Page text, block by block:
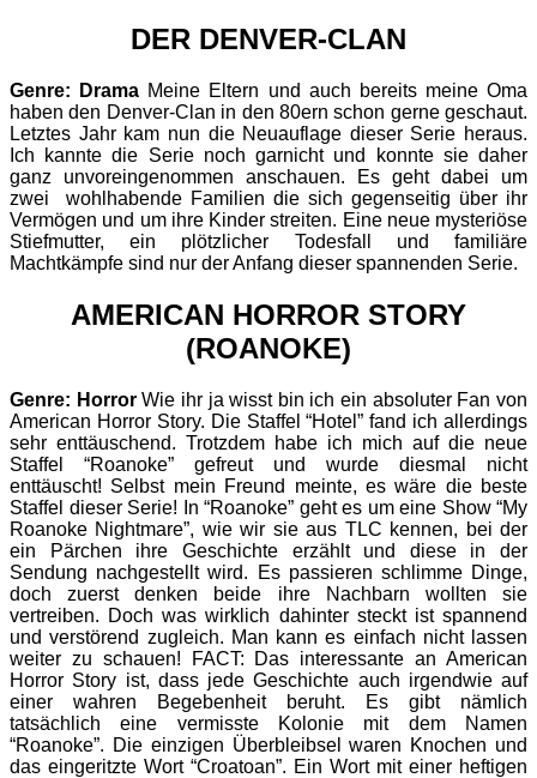
DER DENVER-CLAN
Genre: Drama Meine Eltern und auch bereits meine Oma
haben den Denver-Clan in den 80ern schon gerne geschaut.
Letztes Jahr kam nun die Neuauflage dieser Serie heraus.
Ich kannte die Serie noch garnicht und konnte sie daher
ganz unvoreingenommen anschauen. Es geht dabei um
zwei wohlhabende Familien die sich gegenseitig über ihr
Vermögen und um ihre Kinder streiten. Eine neue mysteriöse
Stiefmutter, ein plötzlicher Todesfall und familiäre
Machtkämpfe sind nur der Anfang dieser spannenden Serie.
AMERICAN HORROR STORY
(ROANOKE)
Genre: HorrorWie ihr ja wisst bin ich ein absoluter Fan von
American Horror Story. Die Staffel “Hotel” fand ich allerdings
sehr enttäuschend. Trotzdem habe ich mich auf die neue
Staffel “Roanoke” gefreut und wurde diesmal nicht
enttäuscht! Selbst mein Freund meinte, es wäre die beste
Staffel dieser Serie! In “Roanoke” geht es um eine Show “My
Roanoke Nightmare”, wie wir sie aus TLC kennen, bei der
ein Pärchen ihre Geschichte erzählt und diese in der
Sendung nachgestellt wird. Es passieren schlimme Dinge,
doch zuerst denken beide ihre Nachbarn wollten sie
vertreiben. Doch was wirklich dahinter steckt ist spannend
und verstörend zugleich. Man kann es einfach nicht lassen
weiter zu schauen! FACT: Das interessante an American
Horror Story ist, dass jede Geschichte auch irgendwie auf
einer wahren Begebenheit beruht. Es gibt nämlich
tatsächlich eine vermisste Kolonie mit dem Namen
“Roanoke”. Die einzigen Überbleibsel waren Knochen und
das eingeritzte Wort “Croatoan”. Ein Wort mit einer heftigen